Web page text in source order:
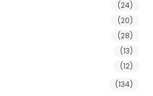
(24)
(20)
(28)
(13)
(12)
(134)